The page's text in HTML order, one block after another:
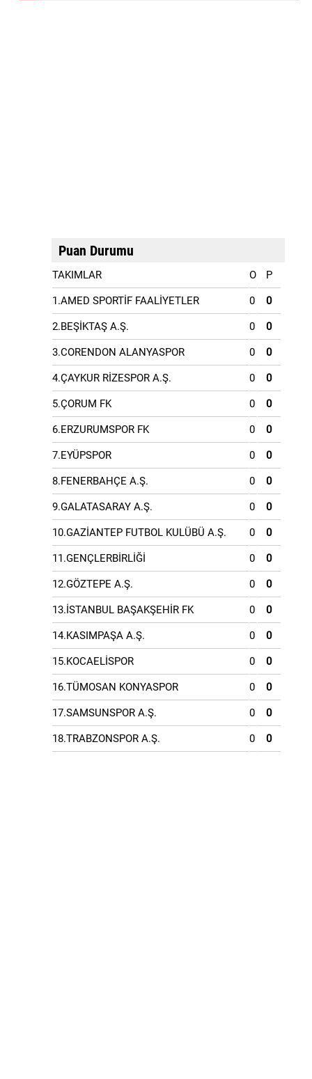
Puan Durumu
TAKIMLAR O P
1.AMED SPORTİF FAALİYETLER 0 0
2.BEŞİKTAŞ A.Ş. 0 0
3.CORENDON ALANYASPOR 0 0
4.ÇAYKUR RİZESPOR A.Ş. 0 0
5.ÇORUM FK 0 0
6.ERZURUMSPOR FK 0 0
7.EYÜPSPOR 0 0
8.FENERBAHÇE A.Ş. 0 0
9.GALATASARAY A.Ş. 0 0
10.GAZİANTEP FUTBOL KULÜBÜ A.Ş. 0 0
11.GENÇLERBİRLİĞİ 0 0
12.GÖZTEPE A.Ş. 0 0
13.İSTANBUL BAŞAKŞEHİR FK 0 0
14.KASIMPAŞA A.Ş. 0 0
15.KOCAELİSPOR 0 0
16.TÜMOSAN KONYASPOR 0 0
17.SAMSUNSPOR A.Ş. 0 0
18.TRABZONSPOR A.Ş. 0 0